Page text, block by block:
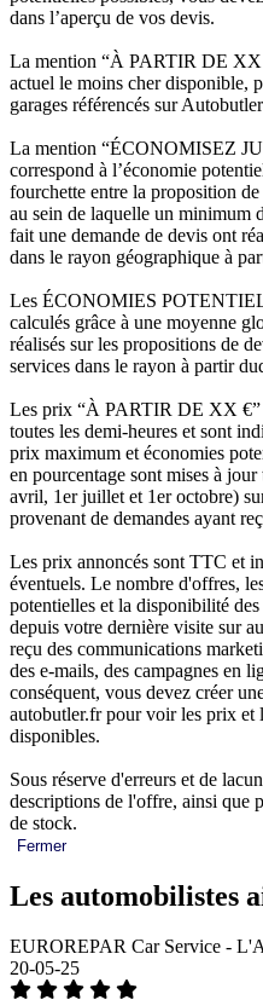
dans l’aperçu de vos devis.
La mention “À PARTIR DE
actuel le moins cher disponible,
garages référencés sur
La mention “ÉCONOMISEZ
correspond à l’économie
fourchette entre la proposition
au sein de laquelle un minimum
fait une demande de devis ont
dans le rayon géographique à
Les ÉCONOMIES
calculés grâce à une moyenne
réalisés sur les propositions de
services dans le rayon à partir
Les prix “À PARTIR DE XX
toutes les demi-heures et sont
prix maximum et économies
en pourcentage sont mises à
avril, 1er juillet et 1er octobre)
provenant de demandes ayant
Les prix annoncés sont TTC et
éventuels. Le nombre d'offres,
potentielles et la disponibilité
depuis votre dernière visite sur
reçu des communications
des e-mails, des campagnes en
conséquent, vous devez créer
autobutler.fr pour voir les prix et
disponibles.
Sous réserve d'erreurs et de
descriptions de l'offre, ainsi que
de stock.
Fermer
Les automobilistes
EUROREPAR Car Service -
20-05-25